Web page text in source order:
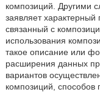
композиций. Другими
заявляет характерный
связанный с
использования
такое описание или
расширения данных
вариантов
композиций, способов